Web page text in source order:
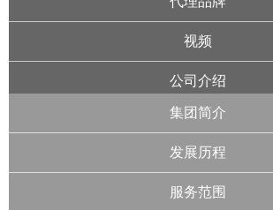
视频
公司介绍
集团简介
发展历程
服务范围